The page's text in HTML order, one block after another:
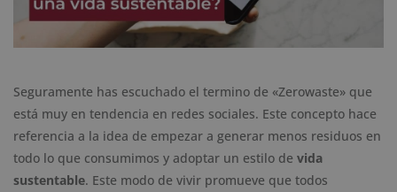
Seguramente has escuchado el termino de «Zerowaste» que
está muy en tendencia en redes sociales. Este concepto hace
referencia a la idea de empezar a generar menos residuos en
todo lo que consumimos y adoptar un estilo de vida
sustentable. Este modo de vivir promueve que todos